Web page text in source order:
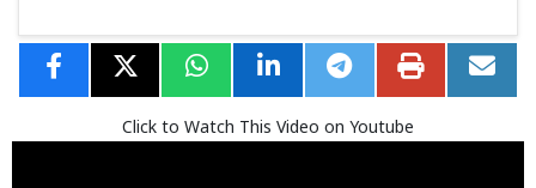
Click to Watch This Video on Youtube